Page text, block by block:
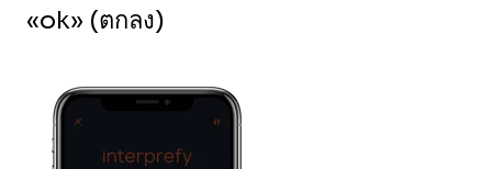
«ok» (ตกลง)